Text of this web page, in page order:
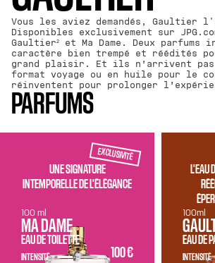
Vous les aviez demandés, Gaultier
Disponibles exclusivement sur
Gaultier² et Ma Dame. Deux parfums
caractère bien trempé et réédités
grand plaisir. Et ils n’arrivent
format voyage ou en huile pour le
réinventent pour prolonger
PARFUMS
EXCLUSIVITÉ
UNE SIGNATURE
INTEMPORELLE DE L'ÉLÉGANCE
MA DAME
EAU DE TOILETTE
100 €
INTENSITÉ
100 ml
L'EAU
EAU DE
INTENSITÉ
100ml